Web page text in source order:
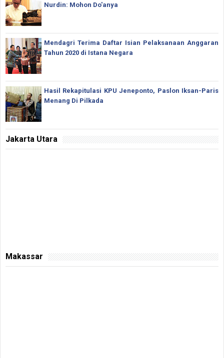
Nurdin: Mohon Do'anya
Mendagri Terima Daftar Isian Pelaksanaan Anggaran
Tahun 2020 di Istana Negara
Hasil Rekapitulasi KPU Jeneponto, Paslon Iksan-Paris
Menang Di Pilkada
Jakarta Utara
Makassar